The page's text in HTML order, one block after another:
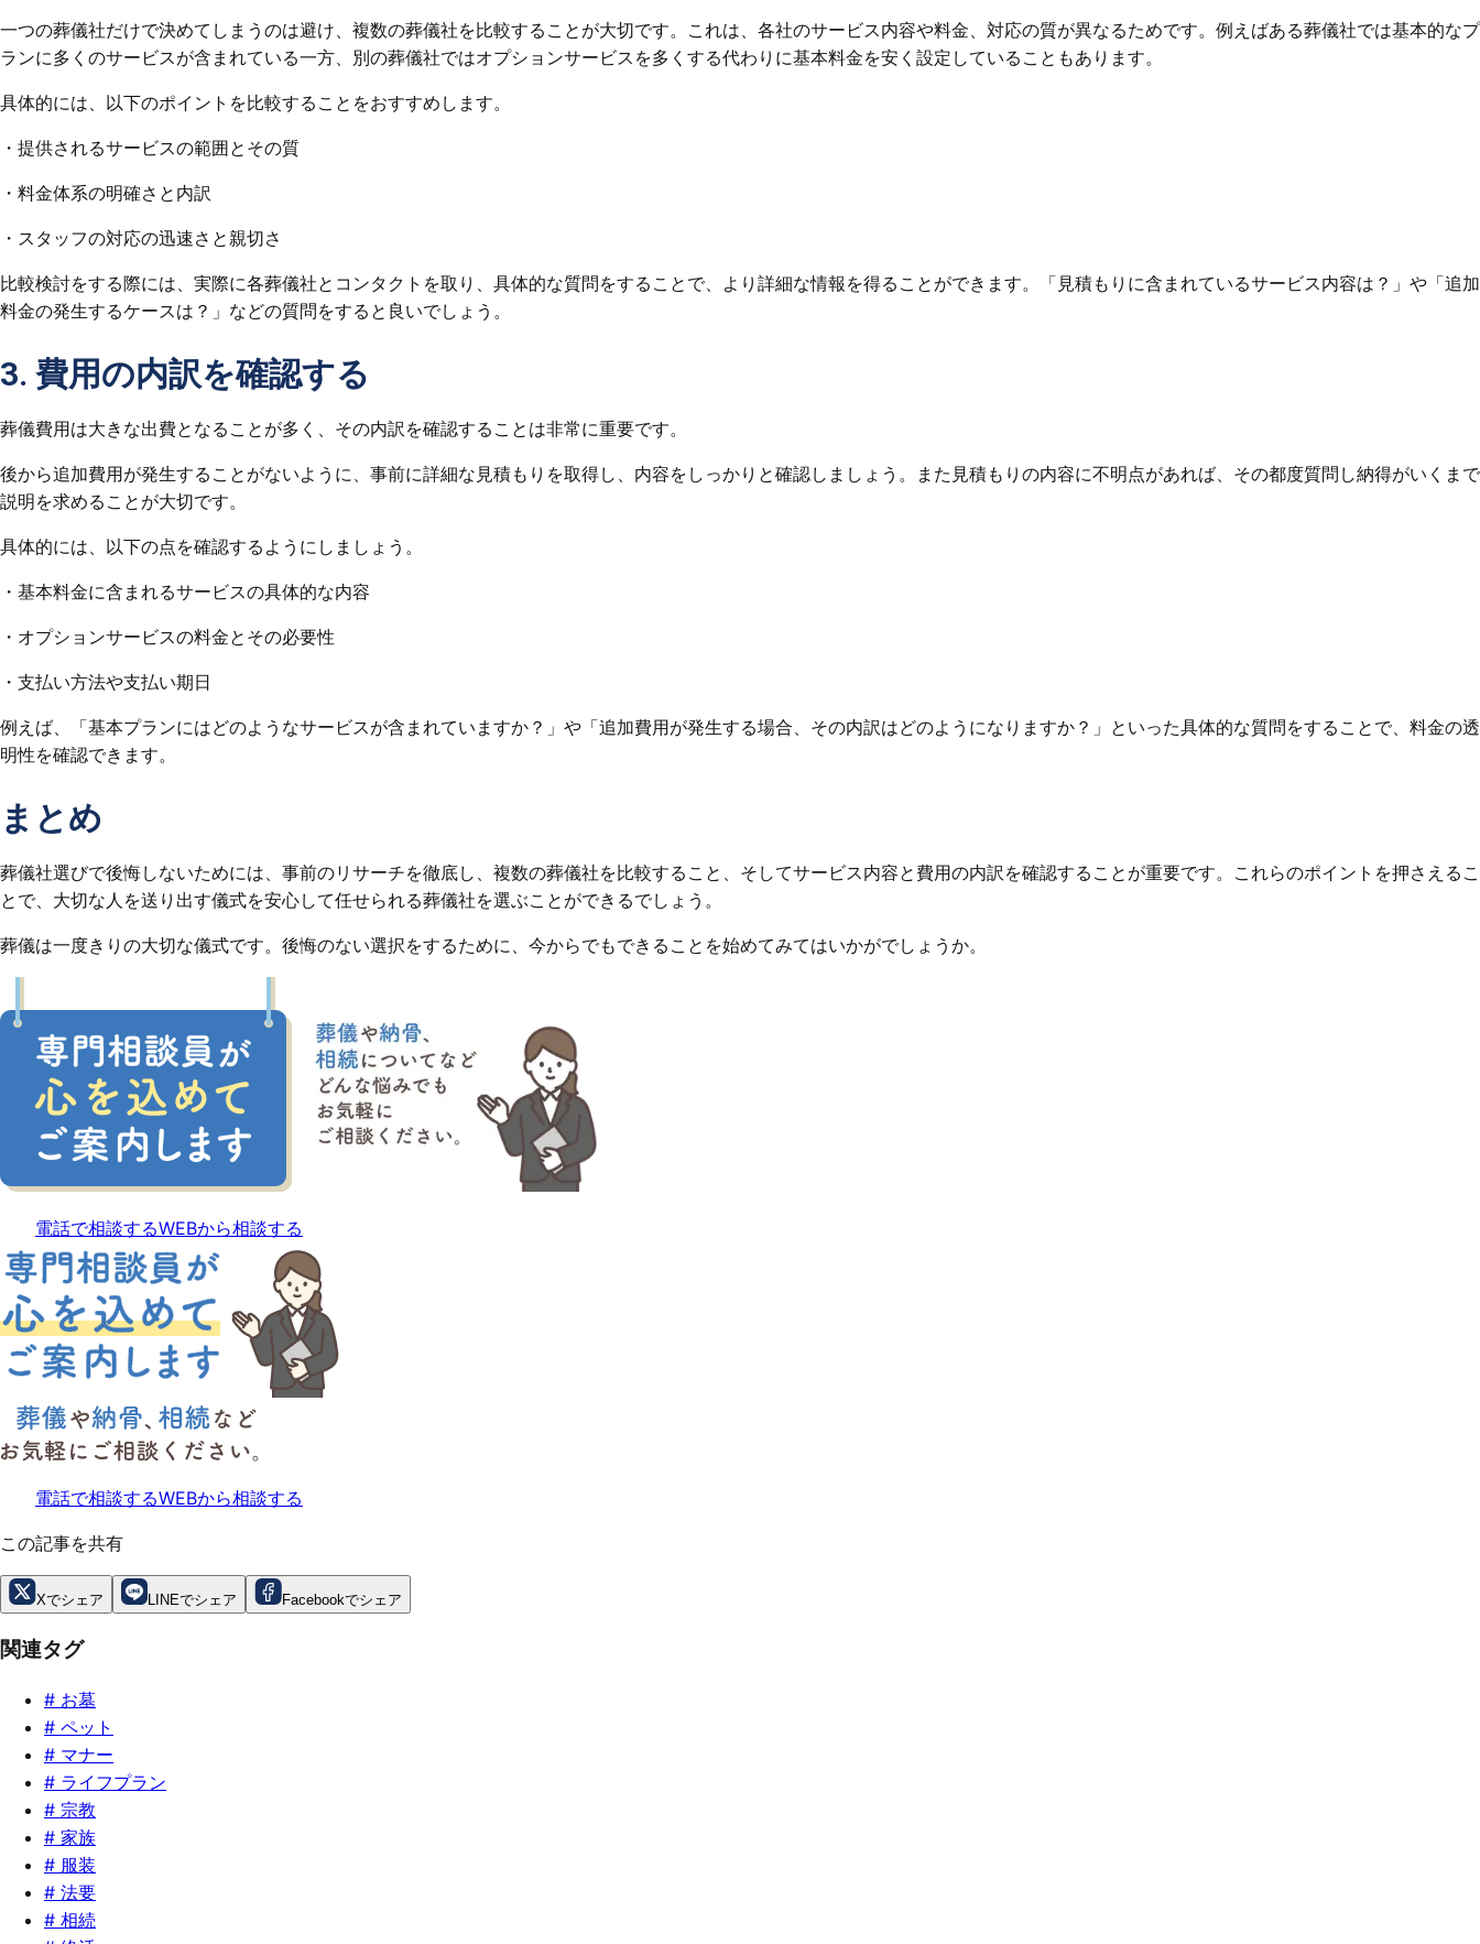
一つの葬儀社だけで決めてしまうのは避け、複数の葬儀社を比較することが大切です。これは、各社のサービス内容や料金、対応の質が異なるためです。例えばある葬儀社では基本的なプ
ランに多くのサービスが含まれている一方、別の葬儀社ではオプションサービスを多くする代わりに基本料金を安く設定していることもあります。
具体的には、以下のポイントを比較することをおすすめします。
・提供されるサービスの範囲とその質
・料金体系の明確さと内訳
・スタッフの対応の迅速さと親切さ
比較検討をする際には、実際に各葬儀社とコンタクトを取り、具体的な質問をすることで、より詳細な情報を得ることができます。「見積もりに含まれているサービス内容は？」や「追加
料金の発生するケースは？」などの質問をすると良いでしょう。
3. 費用の内訳を確認する
葬儀費用は大きな出費となることが多く、その内訳を確認することは非常に重要です。
後から追加費用が発生することがないように、事前に詳細な見積もりを取得し、内容をしっかりと確認しましょう。また見積もりの内容に不明点があれば、その都度質問し納得がいくまで
説明を求めることが大切です。
具体的には、以下の点を確認するようにしましょう。
・基本料金に含まれるサービスの具体的な内容
・オプションサービスの料金とその必要性
・支払い方法や支払い期日
例えば、「基本プランにはどのようなサービスが含まれていますか？」や「追加費用が発生する場合、その内訳はどのようになりますか？」といった具体的な質問をすることで、料金の透
明性を確認できます。
まとめ
葬儀社選びで後悔しないためには、事前のリサーチを徹底し、複数の葬儀社を比較すること、そしてサービス内容と費用の内訳を確認することが重要です。これらのポイントを押さえるこ
とで、大切な人を送り出す儀式を安心して任せられる葬儀社を選ぶことができるでしょう。
葬儀は一度きりの大切な儀式です。後悔のない選択をするために、今からでもできることを始めてみてはいかがでしょうか。
電話で相談するWEBから相談する
電話で相談するWEBから相談する
この記事を共有
Xでシェア LINEでシェア Facebookでシェア
関連タグ
# お墓
# ペット
# マナー
# ライフプラン
# 宗教
# 家族
# 服装
# 法要
# 相続